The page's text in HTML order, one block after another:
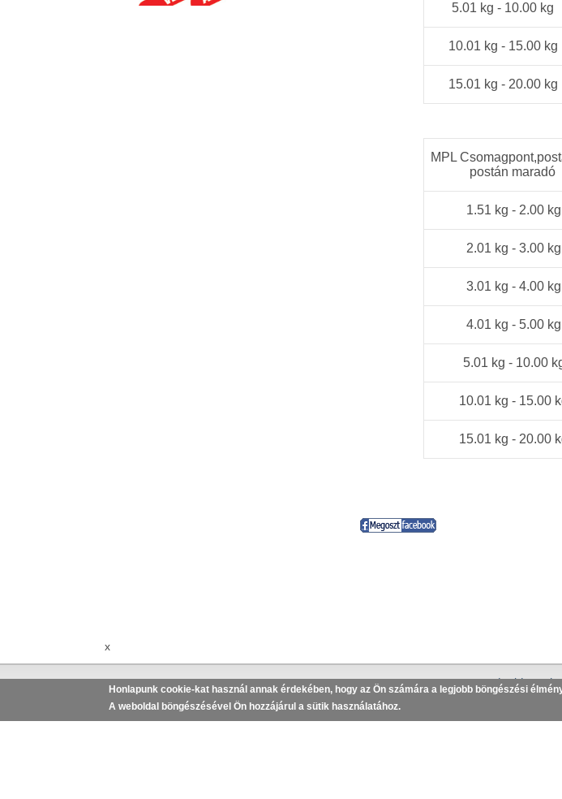
5.01 kg - 10.00 kg
10.01 kg - 15.00 kg
15.01 kg - 20.00 kg
MPL
postán maradó
1.51 kg - 2.00 kg
2.01 kg - 3.00 kg
3.01 kg - 4.00 kg
4.01 kg - 5.00 kg
5.01 kg - 10.00
10.01 kg - 15.00
15.01 kg - 20.00
x
Adatkezelési tájékoztató,
Honlapunk cookie-kat használ annak érdekében, hogy az Ön számára a legjobb böngészési
A weboldal böngészésével Ön hozzájárul a sütik használatához.